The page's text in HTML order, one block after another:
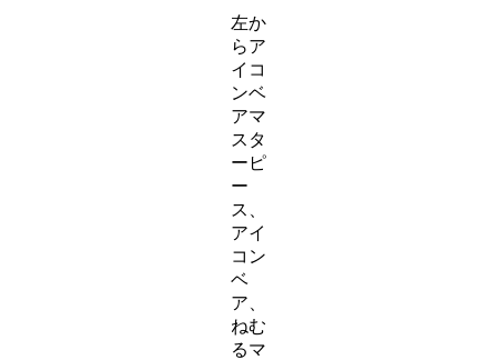
左か
らア
イコ
ンベ
アマ
スタ
ーピ
ー
ス、
アイ
コン
ベ
ア、
ねむ
るマ